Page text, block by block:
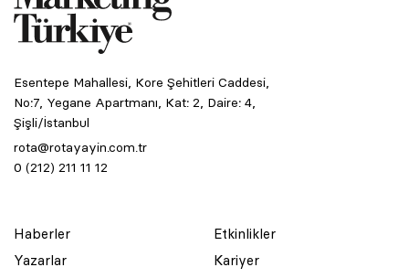
Esentepe Mahallesi, Kore Şehitleri Caddesi,
No:7, Yegane Apartmanı, Kat: 2, Daire: 4,
Şişli/İstanbul
rota@rotayayin.com.tr
0 (212) 211 11 12
Haberler
Yazarlar
Etkinlikler
Kariyer